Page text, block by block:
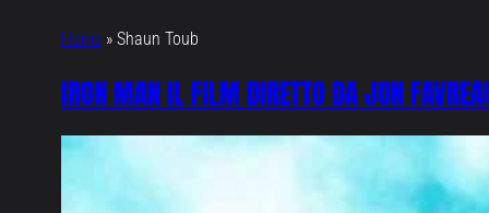
Home » Shaun Toub
IRON MAN IL FILM DIRETTO DA JON